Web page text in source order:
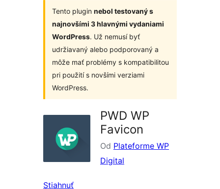
Tento plugin nebol testovaný s
najnovšími 3 hlavnými vydaniami
WordPress. Už nemusí byť
udržiavaný alebo podporovaný a
môže mať problémy s kompatibilitou
pri použití s novšími verziami
WordPress.
PWD WP
Favicon
Od Plateforme WP
Digital
Stiahnuť